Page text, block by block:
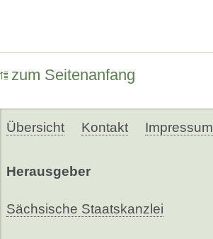
zum Seitenanfang
Übersicht Kontakt Impressum
Herausgeber
Sächsische Staatskanzlei